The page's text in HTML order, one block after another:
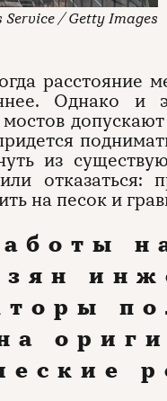
Service / Getty Images
расстояние
Однако и
из
отказаться:
на песок и